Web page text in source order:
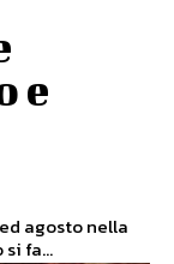
e
agosto nella
si fa...